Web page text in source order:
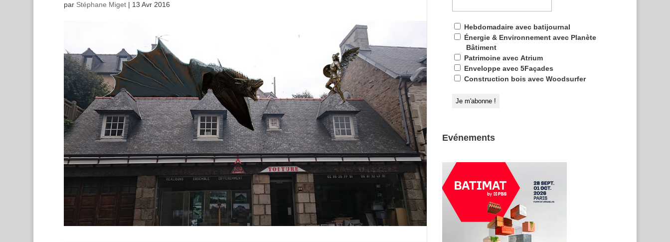
par Stéphane Miget| 13 Avr 2016
Hebdomadaire avec batijournal
Énergie & Environnement avec Planète
Bâtiment
Patrimoine avec Atrium
Enveloppe avec 5Façades
Construction bois avec Woodsurfer
Evénements